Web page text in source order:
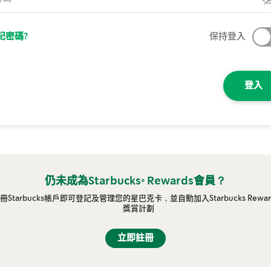
密碼? 保持登入
登入
仍未成為Starbucks® Rewards會員？
Starbucks帳戶即可登記及管理您的星巴克卡，並自動加入Starbucks
獎賞計劃
立即註冊